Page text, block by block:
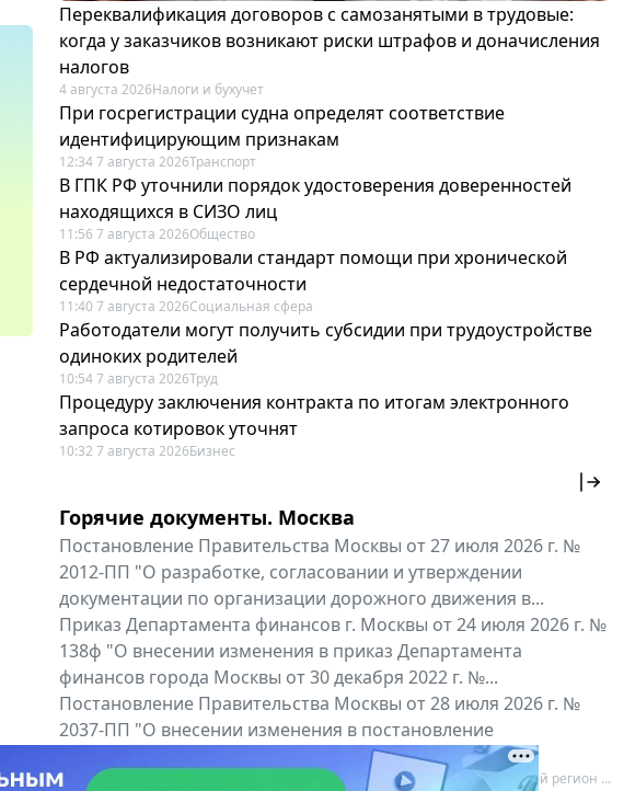
Переквалификация договоров с самозанятыми в трудовые:
когда у заказчиков возникают риски штрафов и доначисления
налогов
4 августа 2026Налоги и бухучет
При госрегистрации судна определят соответствие
идентифицирующим признакам
12:34 7 августа 2026Транспорт
В ГПК РФ уточнили порядок удостоверения доверенностей
находящихся в СИЗО лиц
11:56 7 августа 2026Общество
В РФ актуализировали стандарт помощи при хронической
сердечной недостаточности
11:40 7 августа 2026Социальная сфера
Работодатели могут получить субсидии при трудоустройстве
одиноких родителей
10:54 7 августа 2026Труд
Процедуру заключения контракта по итогам электронного
запроса котировок уточнят
10:32 7 августа 2026Бизнес
Горячие документы. Москва
Постановление Правительства Москвы от 27 июля 2026 г. №
2012-ПП "О разработке, согласовании и утверждении
документации по организации дорожного движения в...
Приказ Департамента финансов г. Москвы от 24 июля 2026 г. №
138ф "О внесении изменения в приказ Департамента
финансов города Москвы от 30 декабря 2022 г. №...
Постановление Правительства Москвы от 28 июля 2026 г. №
2037-ПП "О внесении изменения в постановление
Правительства Москвы от 26 июля 2011 г. № 334-ПП"
Все региональные документы Мой регион ...